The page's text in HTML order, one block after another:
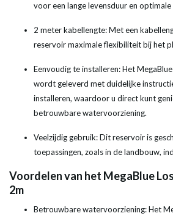
voor een lange levensduur en
2 meter kabellengte: Met een
reservoir maximale flexibiliteit bij het
Eenvoudig te installeren: Het
wordt geleverd met duidelijke
installeren, waardoor u direct kunt
betrouwbare watervoorziening.
Veelzijdig gebruik: Dit reservoir is
toepassingen, zoals in de landbouw,
Voordelen van het MegaBlue
2m
Betrouwbare watervoorziening: Het